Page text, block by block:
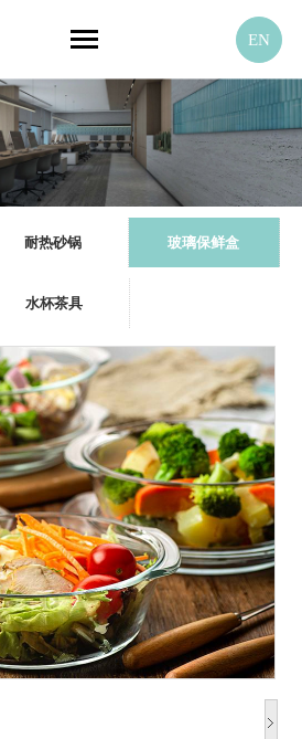
EN
耐热砂锅 玻璃保鲜盒
水杯茶具